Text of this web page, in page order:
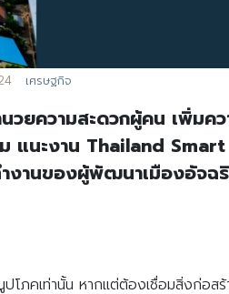
เศรษฐกิจ
วยความสะดวกผู้คน เพิ่ม
นะงาน Thailand
งานของผู้พัฒนาเมืองอัจฉ
ภคเท่านั้น หากแต่ต้องเชื่อมสิ่งก่อส